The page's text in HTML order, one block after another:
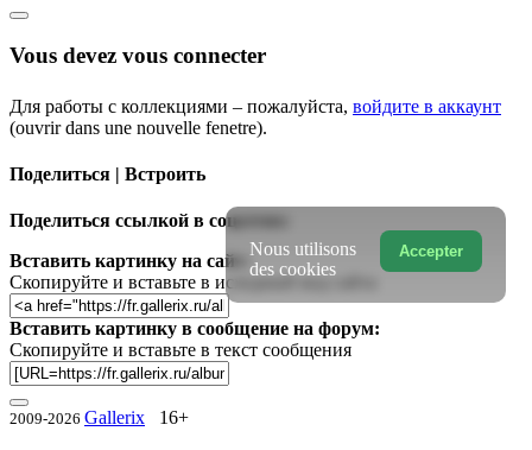
Vous devez vous connecter
Для работы с коллекциями – пожалуйста, войдите в аккаунт
(ouvrir dans une nouvelle fenetre).
Поделиться | Встроить
Поделиться ссылкой в соцсетях:
Вставить картинку на сайт:
Скопируйте и вставьте в исходный код сайта
Вставить картинку в сообщение на форум:
Скопируйте и вставьте в текст сообщения
2009-2026 Gallerix 16+
Accepter
Nous utilisons
des cookies